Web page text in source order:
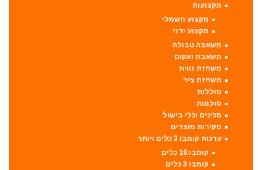
מקצועות
מקצוע חשמלי
מקצוע ידני
משאבה טבולה
משאבת ואקום
משחזת זווית
משחזת ציר
סוללות
סולמות
סכינים וכלי בישול
סקירות מוצרים
ערכות קומבו 3 כלים ויותר
קומבו 10 כלים
קומבו 3 כלים